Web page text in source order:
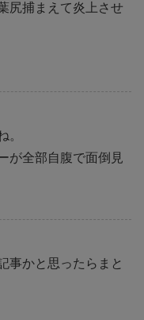
尻捕まえて炎上させ
。
が全部自腹で面倒見
事かと思ったらまと